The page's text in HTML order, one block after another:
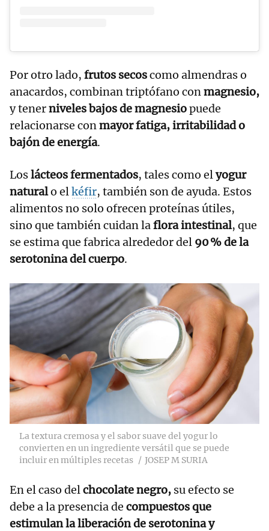
Por otro lado, frutos secoscomo almendras o
anacardos, combinan triptófano conmagnesio,
y tenerniveles bajos de magnesiopuede
relacionarse conmayor fatiga, irritabilidad o
bajón de energía.
Loslácteos fermentados, tales como elyogur
naturalo elkéfir, también son de ayuda. Estos
alimentos no solo ofrecen proteínas útiles,
sino que también cuidan laflora intestinal, que
se estima que fabrica alrededor del 90 % de la
serotonina del cuerpo.
La textura cremosa y el sabor suave del yogur lo
convierten en un ingrediente versátil que se puede
incluir en múltiples recetas
JOSEP M SURIA
En el caso delchocolate negro, su efecto se
debe a la presencia de compuestos que
estimulan la liberación de serotonina y